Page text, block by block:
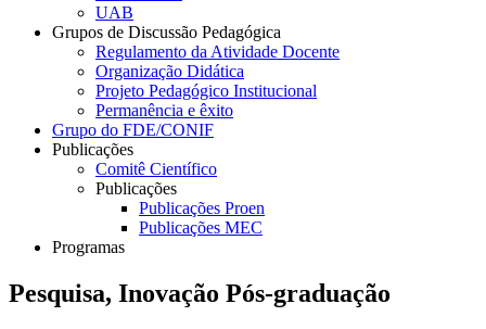
UAB
Grupos de Discussão Pedagógica
Regulamento da Atividade Docente
Organização Didática
Projeto Pedagógico Institucional
Permanência e êxito
Grupo do FDE/CONIF
Publicações
Comitê Científico
Publicações
Publicações Proen
Publicações MEC
Programas
Pesquisa, Inovação Pós-graduação